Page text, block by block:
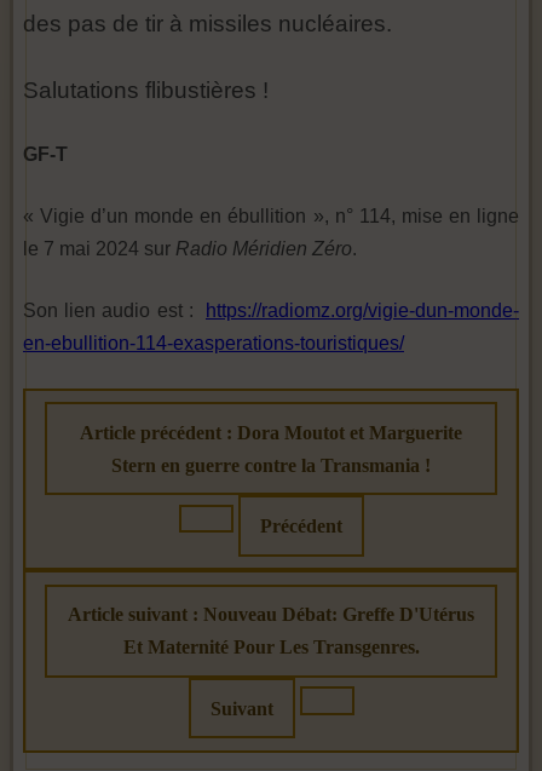
des pas de tir à missiles nucléaires.
Salutations flibustières !
GF-T
« Vigie d’un monde en ébullition », n° 114, mise en ligne
le 7 mai 2024 sur Radio Méridien Zéro.
Son lien audio est :
https://radiomz.org/vigie-dun-monde-
en-ebullition-114-exasperations-touristiques/
Article précédent : Dora Moutot et Marguerite
Stern en guerre contre la Transmania !
Précédent
Article suivant : Nouveau Débat: Greffe D'Utérus
Et Maternité Pour Les Transgenres.
Suivant